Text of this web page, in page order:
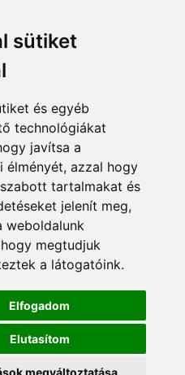
sütiket
és egyéb
technológiákat
javítsa a
élményét, azzal hogy
tartalmakat és
jelenít meg,
weboldalunk
megtudjuk
a látogatóink.
Elfogadom
Elutasítom
megváltoztatása
a nemzetközi
Tagok
Elnökség
jog fenntartva. -